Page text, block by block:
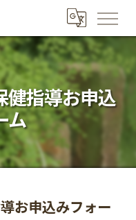
健指導お申込
ム
お申込みフォー